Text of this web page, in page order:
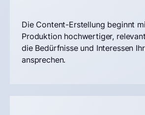
Die Content-Erstellung beginnt
Produktion hochwertiger,
die Bedürfnisse und Interessen
ansprechen.